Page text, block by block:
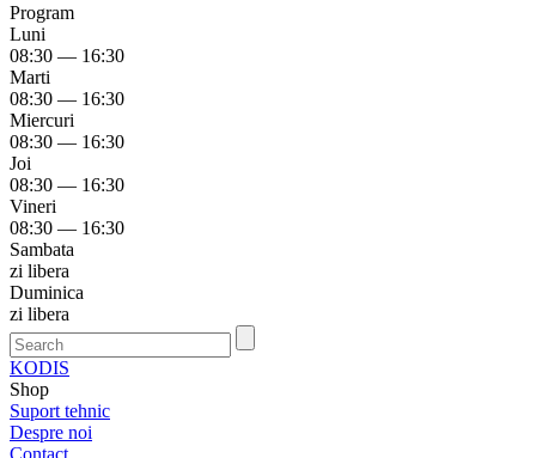
Program
Luni
08:30 — 16:30
Marti
08:30 — 16:30
Miercuri
08:30 — 16:30
Joi
08:30 — 16:30
Vineri
08:30 — 16:30
Sambata
zi libera
Duminica
zi libera
KODIS
Shop
Suport tehnic
Despre noi
Contact